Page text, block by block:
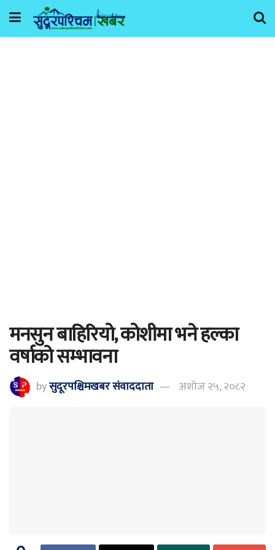
मनसुन बाहिरियो, कोशीमा भने हल्का
वर्षाको सम्भावना
byसुदूरपश्चिमखबर संंवाददाता अशोज २५, २०८२